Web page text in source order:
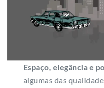
Espaço, elegância e
algumas das